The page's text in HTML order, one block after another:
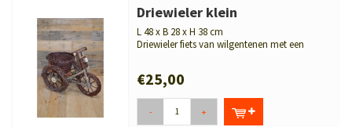
Driewieler klein
L 48 x B 28 x H 38 cm
Driewieler fiets van wilgentenen met een
€25,00
- +